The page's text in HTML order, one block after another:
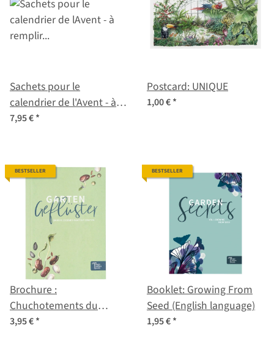
Sachets pour le
calendrier de l'Avent - à
remplir soi-même
7,95 €*
Postcard: UNIQUE
1,00 €*
BESTSELLER
Brochure :
Chuchotements du
Jardin – Tome II :
3,95 €*
BESTSELLER
Booklet: Growing From
Seed (English language)
1,95 €*